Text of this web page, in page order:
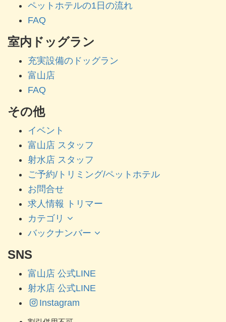
ペットホテルの1日の流れ
FAQ
室内ドッグラン
充実設備のドッグラン
富山店
FAQ
その他
イベント
富山店 スタッフ
射水店 スタッフ
ご予約/トリミング/ペットホテル
お問合せ
求人情報 トリマー
カテゴリ
バックナンバー
SNS
富山店 公式LINE
射水店 公式LINE
Instagram